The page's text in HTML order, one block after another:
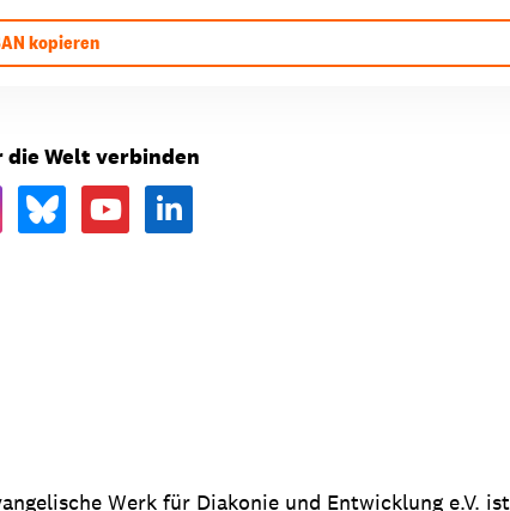
kopieren
Welt verbinden
Werk für Diakonie und Entwicklung